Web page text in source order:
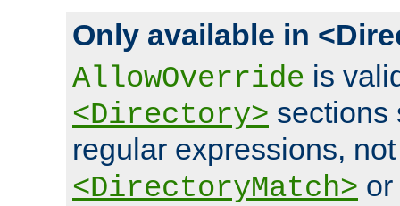
Only available in
AllowOverride is
<Directory> sections
regular expressions,
<DirectoryMatch> or